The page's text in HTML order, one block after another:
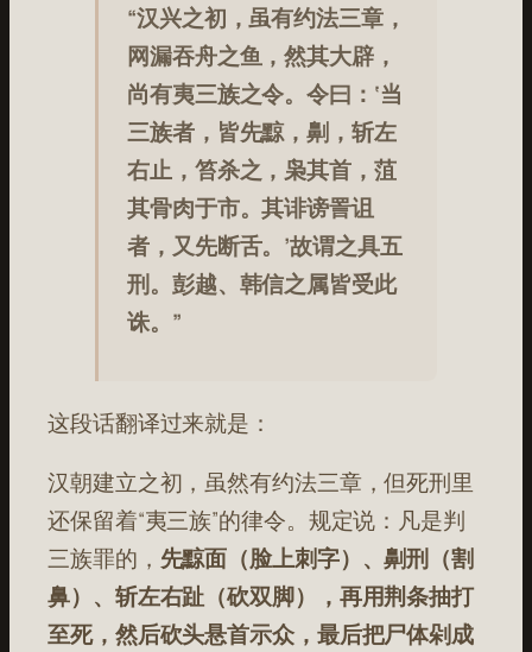
“汉兴之初，虽有约法三章，
网漏吞舟之鱼，然其大辟，
尚有夷三族之令。令曰：‘当
三族者，皆先黥，劓，斩左
右止，笞杀之，枭其首，菹
其骨肉于市。其诽谤詈诅
者，又先断舌。’故谓之具五
刑。彭越、韩信之属皆受此
诛。”
这段话翻译过来就是：
汉朝建立之初，虽然有约法三章，但死刑里
还保留着“夷三族”的律令。规定说：凡是判
三族罪的， 先黥面（脸上刺字）、劓刑（割
鼻）、斩左右趾（砍双脚），再用荆条抽打
至死，然后砍头悬首示众，最后把尸体剁成